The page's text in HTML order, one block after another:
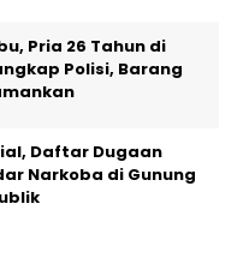
Pria 26 Tahun di
Polisi, Barang
Daftar Dugaan
Narkoba di Gunung